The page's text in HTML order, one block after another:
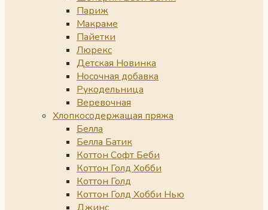
Париж
Макраме
Пайетки
Люрекс
Детская Новинка
Носочная добавка
Рукодельница
Веревочная
Хлопкосодержащая пряжа
Белла
Белла Батик
Коттон Софт Беби
Коттон Голд Хобби
Коттон Голд
Коттон Голд Хобби Нью